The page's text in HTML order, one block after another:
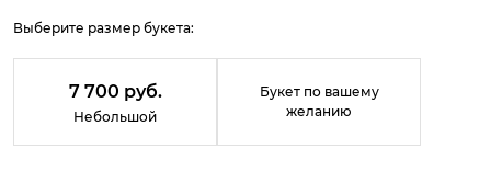
Выберите размер букета:
7 700 руб.
Небольшой
Букет по вашему
желанию